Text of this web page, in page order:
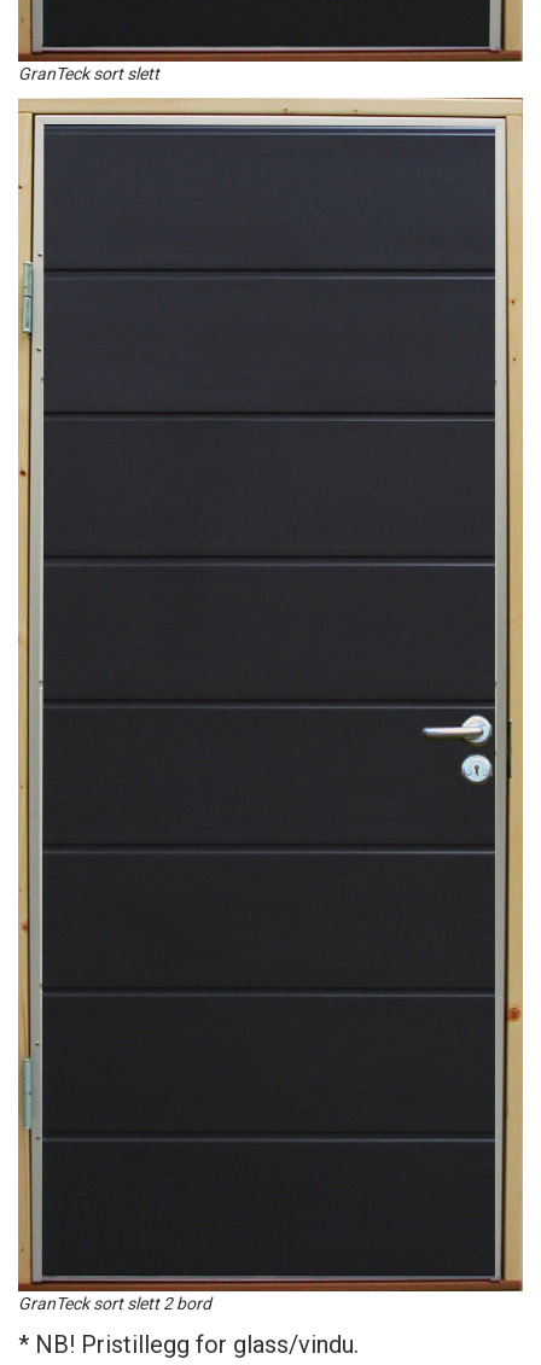
GranTeck sort slett
GranTeck sort slett 2 bord
* NB! Pristillegg for glass/vindu.